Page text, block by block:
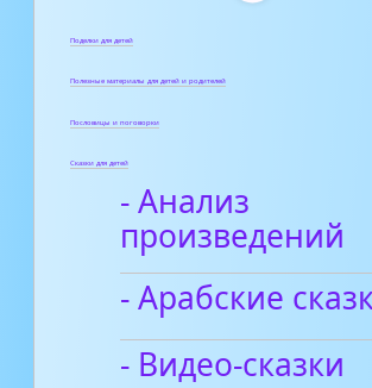
Поделки для детей
Полезные материалы для детей и родителей
Пословицы и поговорки
Сказки для детей
- Анализ
произведений
- Арабские
- Видео-сказки